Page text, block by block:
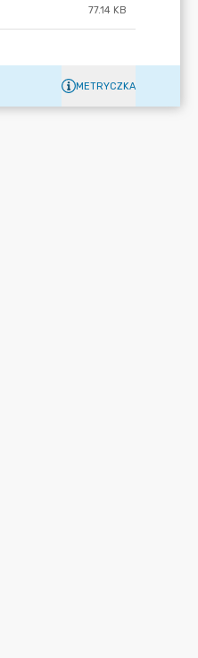
77.14 KB
METRYCZKA